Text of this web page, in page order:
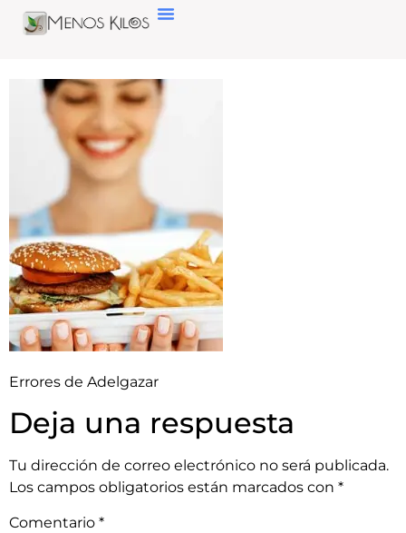
Errores de Adelgazar
Deja una respuesta
Tu dirección de correo electrónico no será publicada.
Los campos obligatorios están marcados con *
Comentario *